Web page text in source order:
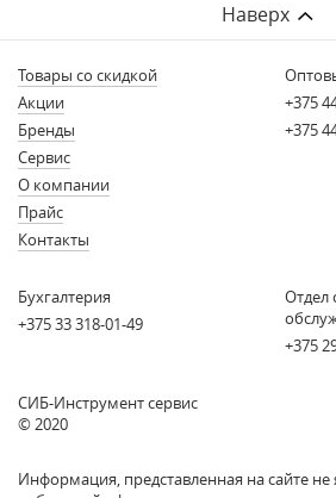
Наверх
Товары со скидкой
Акции
Бренды
Сервис
О компании
Прайс
Контакты
+375
+375
Бухгалтерия
+375 33 318-01-49
Отдел
+375
СИБ-Инструмент сервис
© 2020
Информация, представленная на сайте не